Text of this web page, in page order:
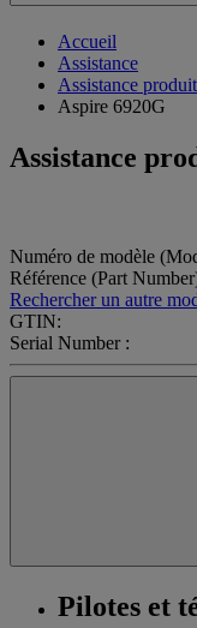
Accueil
Assistance
Assistance produit
Aspire 6920G
Assistance
Numéro de modèle
Référence (Part
Rechercher un autre
GTIN:
Serial Number :
Pilotes et